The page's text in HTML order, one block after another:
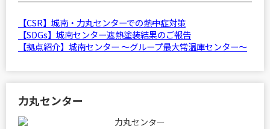
【CSR】城南・力丸センターでの熱中症対策
【SDGs】城南センター遮熱塗装結果のご報告
【拠点紹介】城南センター ～グループ最大常温庫センター～
力丸センター